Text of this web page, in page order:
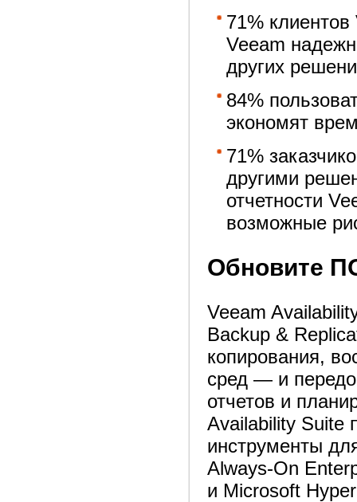
71%
Veeam
других
84%
экономят
71%
другими
отчетности
возможные
Обновите
Veeam
Backup &
копирования,
сред — и
отчетов и
Availability Suite
инструменты
Always-On
и Microsoft